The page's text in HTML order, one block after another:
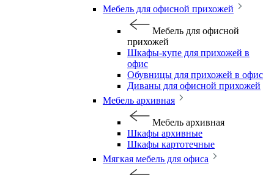
Мебель для офисной прихожей
Мебель для офисной
прихожей
Шкафы-купе для прихожей в
офис
Обувницы для прихожей в офис
Диваны для офисной прихожей
Мебель архивная
Мебель архивная
Шкафы архивные
Шкафы картотечные
Мягкая мебель для офиса